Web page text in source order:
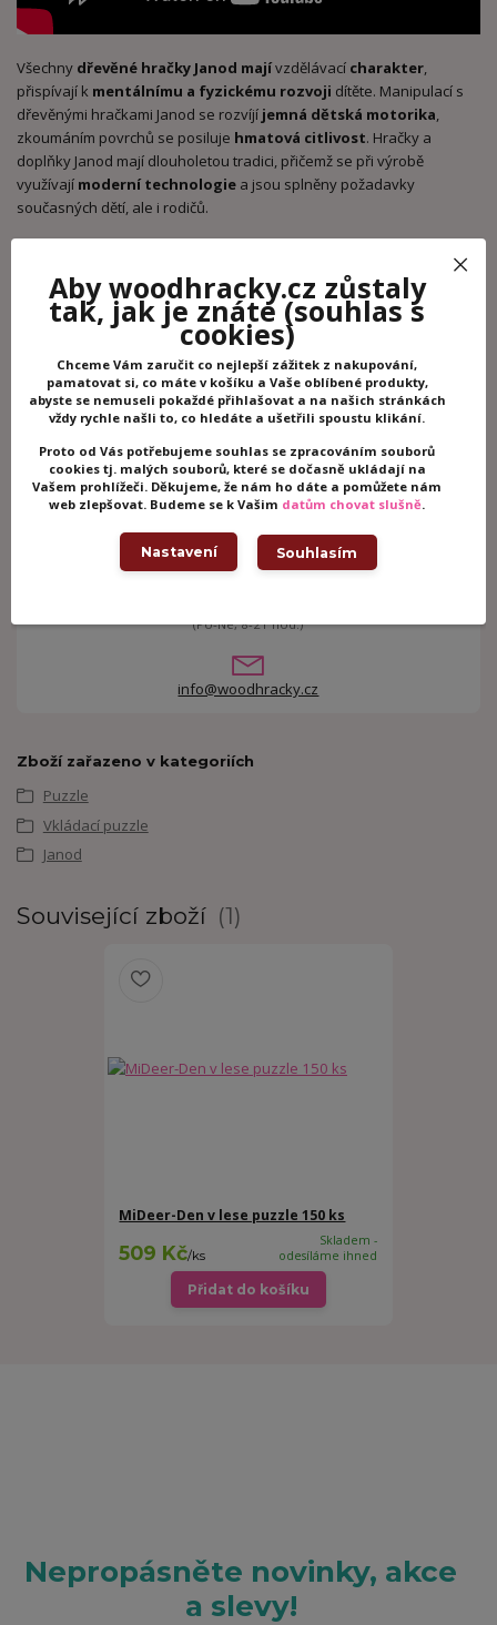
Všechny dřevěné hračky Janod majívzdělávací charakter,
přispívají k mentálnímu a fyzickému rozvoji dítěte. Manipulací s
dřevěnými hračkami Janod se rozvíjí jemná dětská motorika,
zkoumáním povrchů se posiluje hmatová citlivost. Hračky a
doplňky Janod mají dlouholetou tradici, přičemž se při výrobě
využívají moderní technologie a jsou splněny požadavky
současných dětí, ale i rodičů.
pro děti, které jsou jednak hravé a jednakrozvíjejí
inteligencidětí. Hračky pro děti Janod splňují všechny přísné
standardy a předpisy, proto si můžete být jisti, že si děti hrají a baví
se v naprosto bezpečné atmosféře. Vedlemaximální
bezpečnostimají i atraktivní provedení a dětem po celém světě
přinášejí plno radosti a veselosti. Za kvalitou výrobce Janod stojí
a zlatá příčka vBest Toy Awardv Oppenheim Toy Portfolio Award,
kde o vítězi rozhodují rodiče, pedagogové a děti.
Potřebujete poradit?
(Po-Ne, 8-21 hod.)
info@woodhracky.cz
Zboží zařazeno v kategoriích
Puzzle
Vkládací puzzle
Janod
Související zboží 1
MiDeer-Den v lese puzzle 150 ks
509 Kč/ks
Skladem -
odesíláme ihned
Přidat do košíku
Nepropásněte novinky, akce
a slevy!
Aby woodhracky.cz zůstaly
tak, jak je znáte(souhlas s
cookies)
Chceme Vám zaručit co nejlepší zážitek z nakupování,
pamatovat si, co máte v košíku a Vaše oblíbené produkty,
abyste se nemuseli pokaždé přihlašovat a na našich stránkách
vždy rychle našli to, co hledáte a ušetřili spoustu klikání.
Proto od Vás potřebujeme souhlas se zpracováním souborů
cookies tj. malých souborů, které se dočasně ukládají na
Vašem prohlížeči. Děkujeme, že nám ho dáte a pomůžete nám
web zlepšovat. Budeme se k Vašim datům chovat slušně.
Nastavení Souhlasím